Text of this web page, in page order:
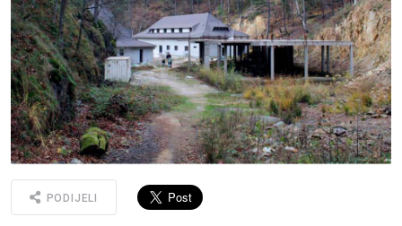
PODIJELI